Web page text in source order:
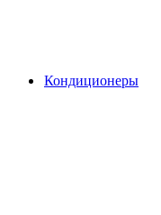
Кондиционеры